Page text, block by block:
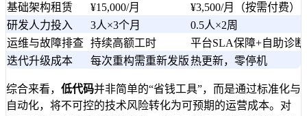
基础架构租赁
¥15,000/月
¥3,500/月（按需付费）
研发人力投入
3人×3个月
0.5人×2周
运维与故障排查 持续高额工时
平台SLA保障+自助诊断
迭代升级成本
每次重构需重新发版热更新，零停机
综合来看， 低代码并非简单的“省钱工具”，而是通过标准化与
自动化，将不可控的技术风险转化为可预期的运营成本。对